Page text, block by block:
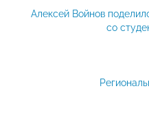
Алексей Войнов
со